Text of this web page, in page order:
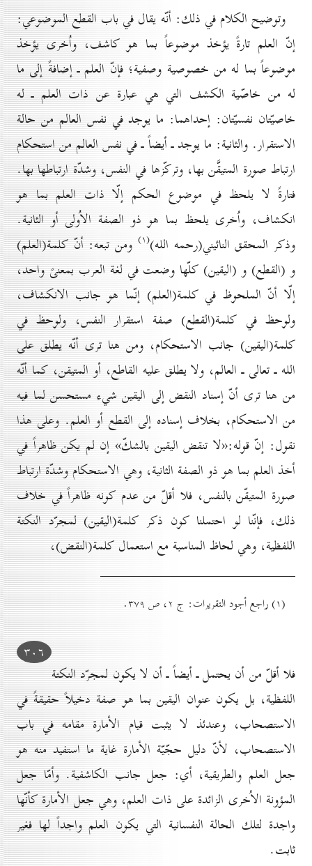
وتوضيح الكلام في ذلك: أنّه يقال في باب القطع الموضوعي:
إنّ العلم تارةً يؤخذ موضوعاً بما هو كاشف، واُخرى يؤخذ
موضوعاً بما له من خصوصية وصفية؛ فإنّ العلم ـ إضافةً إلى ما
له من خاصّية الكشف التي هي عبارة عن ذات العلم ـ له
خاصيّتان نفسيّتان: إحداهما: ما يوجد في نفس العالم من حالة
الاستقرار. والثانية: ما يوجد ـ أيضاً ـ في نفس العالم من استحكام
ارتباط صورة المتيقَّن بها، وتركّزها في النفس، وشدّة ارتباطها بها.
فتارةً لا يلحظ في موضوع الحكم إلّا ذات العلم بما هو
انكشاف، واُخرى يلحظ بما هو ذو الصفة الاُولى أو الثانية.
وذكر المحقق النائيني(رحمه الله)(۱)
ومن تبعه: أنّ كلمة(العلم)
و (القطع) و (اليقين) كلّها وضعت في لغة العرب بمعنىً واحد،
إلّا أنّ الملحوظ في كلمة(العلم) إنّما هو جانب الانكشاف،
ولوحظ في كلمة(القطع) صفة استقرار النفس، ولوحظ في
كلمة(اليقين) جانب الاستحكام، ومن هنا ترى أنّه يطلق على
الله ـ تعالى ـ العالم، ولا يطلق عليه القاطع، أو المتيقن، كما أنّه
من هنا ترى أنّ إسناد النقض إلى اليقين شيء مستحسن لما فيه
من الاستحكام، بخلاف إسناده إلى القطع أو العلم. وعلى هذا
نقول: إنّ قوله:«لا تنقض اليقين بالشكّ» إن لم يكن ظاهراً في
أخذ العلم بما هو ذو الصفة الثانية، وهي الاستحكام وشدّة ارتباط
صورة المتيقّن بالنفس، فلا أقلّ من عدم كونه ظاهراً في خلاف
ذلك، فإنّنا لو احتملنا كون ذكر كلمة(اليقين) لمجرّد النكتة
اللفظية، وهي لحاظ المناسبة مع استعمال كلمة(النقض)،
(۱) راجع أجود التقريرات: ج ۲، ص ۳۷۹.
۳٠٦
فلا أقلّ من أن يحتمل ـ أيضاً ـ أن لا يكون لمجرّد النكتة
اللفظية، بل يكون عنوان اليقين بما هو صفة دخيلاً حقيقةً في
الاستصحاب، وعندئذ لا يثبت قيام الأمارة مقامه في باب
الاستصحاب، لأنّ دليل حجّيّة الأمارة غاية ما استفيد منه هو
جعل العلم والطريقية، أي: جعل جانب الكاشفية. وأمّا جعل
المؤونة الاُخرى الزائدة على ذات العلم، وهي جعل الأمارة كأنّها
واجدة لتلك الحالة النفسانية التي يكون العلم واجداً لها فغير
ثابت.